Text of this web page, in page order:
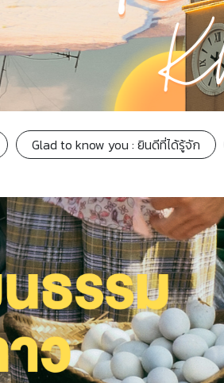
Glad to know you : ยินดีที่ได้รู้จัก